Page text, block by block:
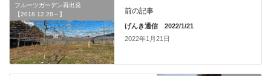
フルーツガーデン再出発
【2018.12.28～】
前の記事
げんき通信 2022/1/21
2022年1月21日